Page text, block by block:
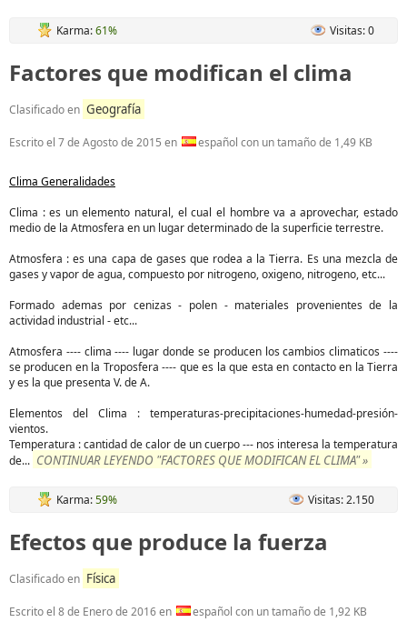
Karma:61% Visitas: 0
Factores que modifican el clima
Clasificado en Geografía
Escrito el 7 de Agosto de 2015 en español con un tamaño de 1,49 KB
Clima Generalidades
Clima : es un elemento natural, el cual el hombre va a aprovechar, estado
medio de la Atmosfera en un lugar determinado de la superficie terrestre.
Atmosfera : es una capa de gases que rodea a la Tierra. Es una mezcla de
gases y vapor de agua, compuesto por nitrogeno, oxigeno, nitrogeno, etc...
Formado ademas por cenizas - polen - materiales provenientes de la
actividad industrial - etc...
Atmosfera ---- clima ---- lugar donde se producen los cambios climaticos ----
se producen en la Troposfera ---- que es la que esta en contacto en la Tierra
y es la que presenta V. de A.
Elementos del Clima : temperaturas-precipitaciones-humedad-presión-
vientos.
Temperatura : cantidad de calor de un cuerpo --- nos interesa la temperatura
de... CONTINUAR LEYENDO "FACTORES QUE MODIFICAN EL CLIMA" »
Karma:59% Visitas: 2.150
Efectos que produce la fuerza
Clasificado en Física
Escrito el 8 de Enero de 2016en español con un tamaño de 1,92 KB